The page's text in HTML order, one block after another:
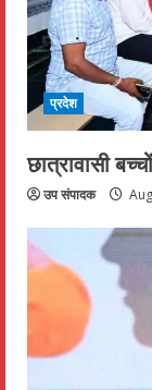
प्रदेश
छात्रावासी
उप संपादक